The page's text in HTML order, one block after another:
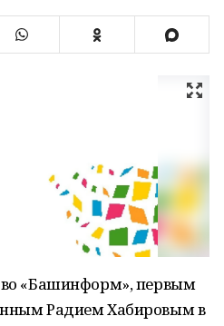
«Башинформ», первым
Радием Хабировым в